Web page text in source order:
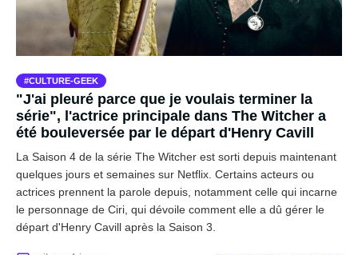
CULTURE-GEEK
"J'ai pleuré parce que je voulais terminer la
série", l'actrice principale dans The Witcher a
été bouleversée par le départ d'Henry Cavill
La Saison 4 de la série The Witcher est sorti depuis maintenant
quelques jours et semaines sur Netflix. Certains acteurs ou
actrices prennent la parole depuis, notamment celle qui incarne
le personnage de Ciri, qui dévoile comment elle a dû gérer le
départ d'Henry Cavill après la Saison 3.